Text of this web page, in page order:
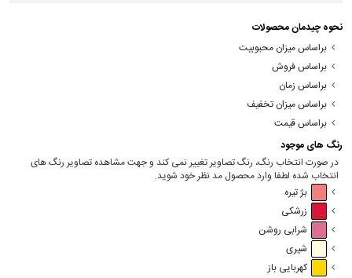
نحوه چیدمان محصولات
براساس میزان محبوبیت
براساس فروش
براساس زمان
براساس میزان تخفیف
براساس قیمت
رنگ های موجود
در صورت انتخاب رنگ، رنگ تصاویر تغییر نمی کند و جهت مشاهده تصاویر رنگ های
انتخاب شده لطفا وارد محصول مد نظر خود شوید.
بژ تیره
زرشکی
شرابی روشن
شیری
کهربایی باز